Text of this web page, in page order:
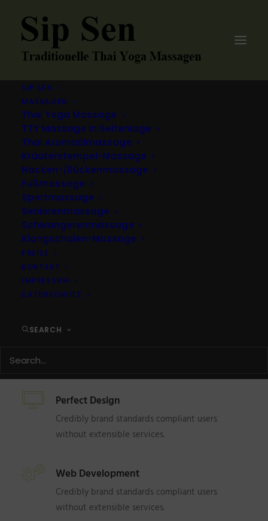
SIP SEN
MASSAGEN
Thai Yoga Massage
TTY Massage in Seitenlage
Thai Aromaölmassage
Kräuterstempel-Massage
Nacken-/Rückenmassage
Fußmassage
Sportmassage
Seniorenmassage
Schwangerenmassage
Klangschalen-Massage
PREISE
KONTAKT
IMPRESSUM
DATENSCHUTZ
SEARCH
WHAT WE DO
Perfect Design
Credibly brand standards compliant users
without extensible services.
Web Development
Credibly brand standards compliant users
without extensible services.